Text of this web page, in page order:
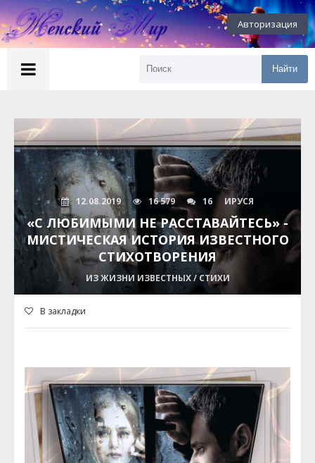
Авторизация
Найти
12.08.2019 16 579 16 ИРУСЯ
«С ЛЮБИМЫМИ НЕ РАССТАВАЙТЕСЬ» -
МИСТИЧЕСКАЯ ИСТОРИЯ ИЗВЕСТНОГО
СТИХОТВОРЕНИЯ
ИЗ ЖИЗНИ ИЗВЕСТНЫХ / СТИХИ
В закладки